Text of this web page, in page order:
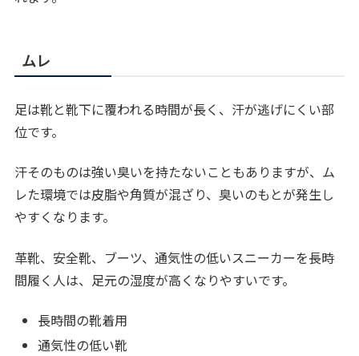
ムレ
足は靴と靴下に覆われる時間が長く、汗が逃げにくい部
位です。
汗そのものは強い臭いを持たないこともありますが、ム
レた環境では皮脂や角質が混ざり、臭いのもとが発生し
やすくなります。
革靴、安全靴、ブーツ、通気性の低いスニーカーを長時
間履く人は、足元の湿度が高くなりやすいです。
長時間の靴着用
通気性の低い靴